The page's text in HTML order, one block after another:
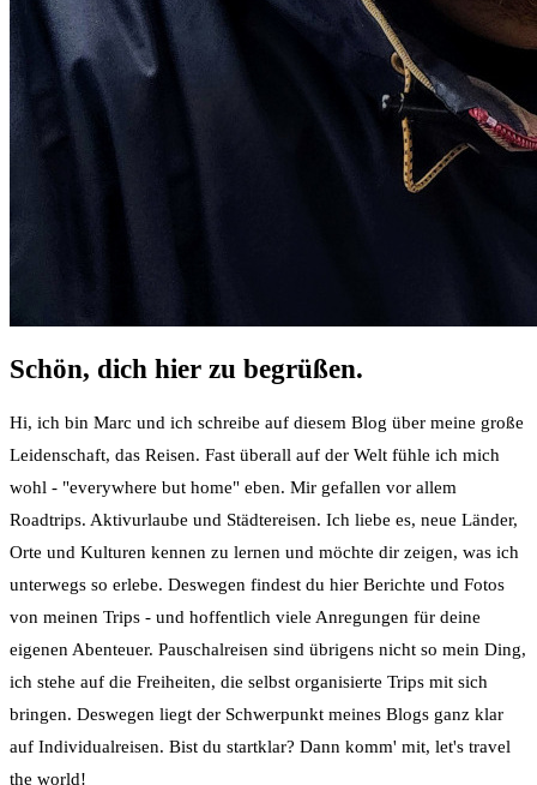
Schön, dich hier zu begrüßen.
Hi, ich bin Marc und ich schreibe auf diesem Blog über meine große
Leidenschaft, das Reisen. Fast überall auf der Welt fühle ich mich
wohl - "everywhere but home" eben. Mir gefallen vor allem
Roadtrips. Aktivurlaube und Städtereisen. Ich liebe es, neue Länder,
Orte und Kulturen kennen zu lernen und möchte dir zeigen, was ich
unterwegs so erlebe. Deswegen findest du hier Berichte und Fotos
von meinen Trips - und hoffentlich viele Anregungen für deine
eigenen Abenteuer. Pauschalreisen sind übrigens nicht so mein Ding,
ich stehe auf die Freiheiten, die selbst organisierte Trips mit sich
bringen. Deswegen liegt der Schwerpunkt meines Blogs ganz klar
auf Individualreisen. Bist du startklar? Dann komm' mit, let's travel
the world!